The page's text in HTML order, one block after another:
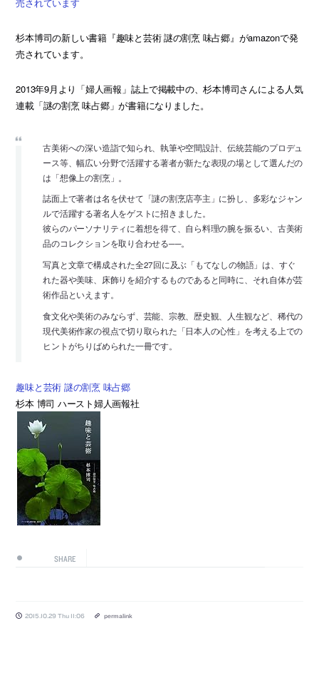
杉本博司の新しい書籍『趣味と芸術 謎の割烹 味占郷』がamazonで発
売されています。
2013年9月より「婦人画報」誌上で掲載中の、杉本博司さんによる人気
連載「謎の割烹 味占郷」が書籍になりました。
古美術への深い造詣で知られ、執筆や空間設計、伝統芸能のプロデュ
ース等、幅広い分野で活躍する著者が新たな表現の場として選んだの
は「想像上の割烹」。
誌面上で著者は名を伏せて「謎の割烹店亭主」に扮し、多彩なジャン
ルで活躍する著名人をゲストに招きました。
彼らのパーソナリティに着想を得て、自ら料理の腕を振るい、古美術
品のコレクションを取り合わせる──。
写真と文章で構成された全27回に及ぶ「もてなしの物語」は、すぐ
れた器や美味、床飾りを紹介するものであると同時に、それ自体が芸
術作品といえます。
食文化や美術のみならず、芸能、宗教、歴史観、人生観など、稀代の
現代美術作家の視点で切り取られた「日本人の心性」を考える上での
ヒントがちりばめられた一冊です。
趣味と芸術 謎の割烹 味占郷
杉本 博司 ハースト婦人画報社
SHARE
2015.10.29 Thu 11:06 permalink